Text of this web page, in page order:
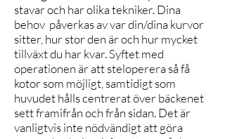
stavar och har olika tekniker. Dina
behov påverkas av var din/dina kurvor
sitter, hur stor den är och hur mycket
tillväxt du har kvar. Syftet med
operationen är att steloperera så få
kotor som möjligt, samtidigt som
huvudet hålls centrerat över bäckenet
sett framifrån och från sidan. Det är
vanligtvis inte nödvändigt att göra